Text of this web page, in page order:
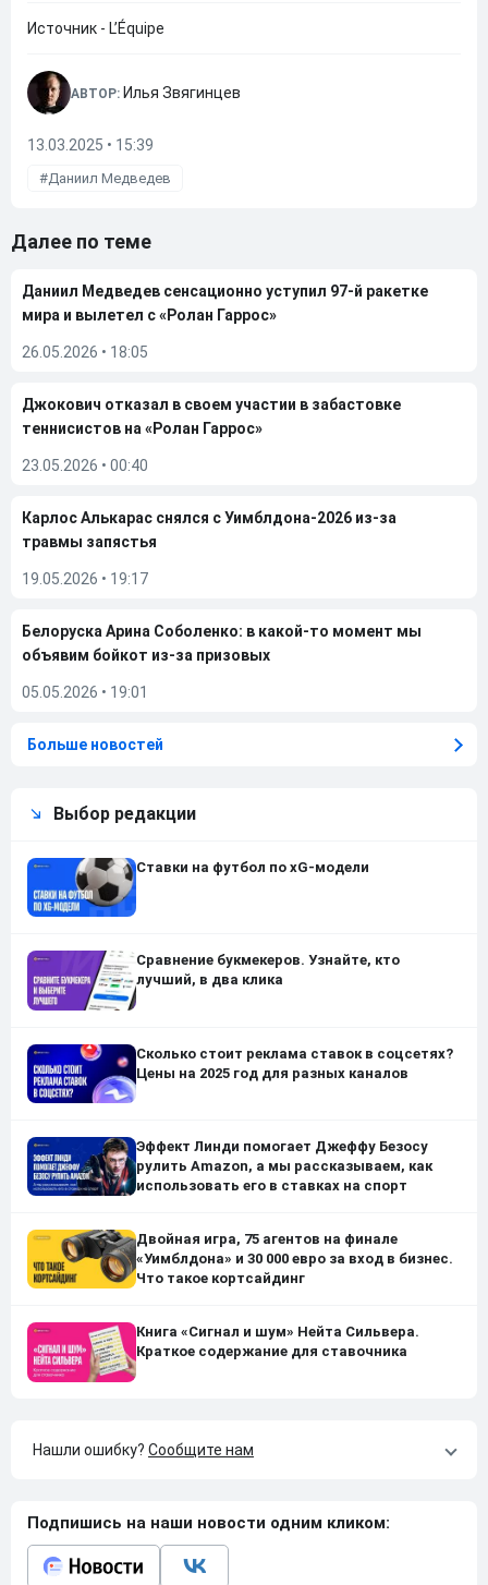
Источник - L’Équipe
АВТОР: Илья Звягинцев
13.03.2025 • 15:39
Даниил Медведев
Далее по теме
Даниил Медведев сенсационно уступил 97-й ракетке
мира и вылетел с «Ролан Гаррос»
26.05.2026 • 18:05
Джокович отказал в своем участии в забастовке
теннисистов на «Ролан Гаррос»
23.05.2026 • 00:40
Карлос Алькарас снялся с Уимблдона-2026 из-за
травмы запястья
19.05.2026 • 19:17
Белоруска Арина Соболенко: в какой-то момент мы
объявим бойкот из-за призовых
05.05.2026 • 19:01
Больше новостей
Выбор редакции
Ставки на футбол по xG-модели
Сравнение букмекеров. Узнайте, кто
лучший, в два клика
Сколько стоит реклама ставок в соцсетях?
Цены на 2025 год для разных каналов
Эффект Линди помогает Джеффу Безосу
рулить Amazon, а мы рассказываем, как
использовать его в ставках на спорт
Двойная игра, 75 агентов на финале
«Уимблдона» и 30 000 евро за вход в бизнес.
Что такое кортсайдинг
Книга «Сигнал и шум» Нейта Сильвера.
Краткое содержание для ставочника
Нашли ошибку? Сообщите нам
Подпишись на наши новости одним кликом: